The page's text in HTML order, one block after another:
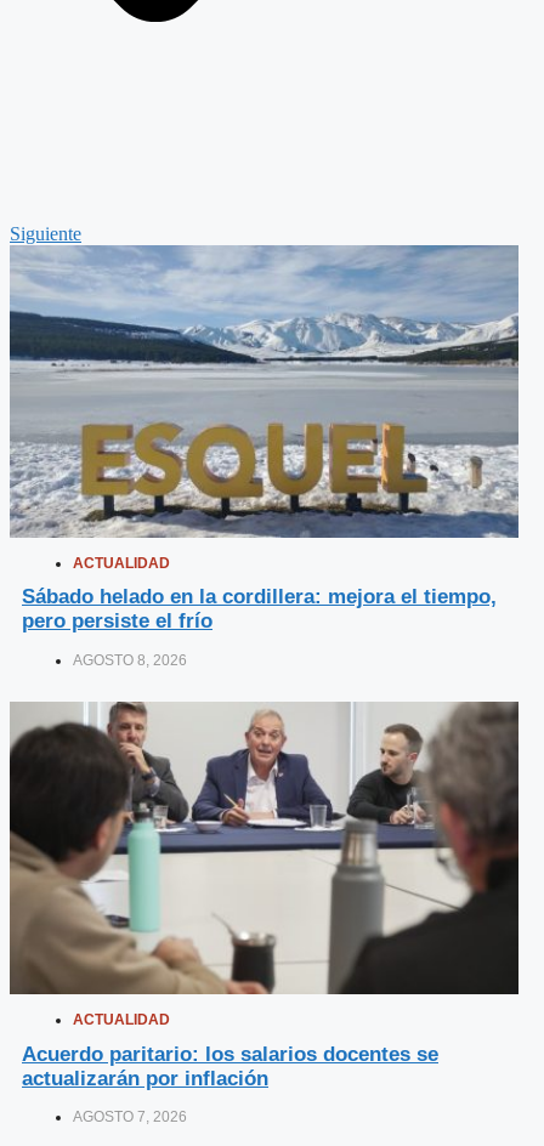
Siguiente
ACTUALIDAD
Sábado helado en la cordillera: mejora el tiempo,
pero persiste el frío
AGOSTO 8, 2026
ACTUALIDAD
Acuerdo paritario: los salarios docentes se
actualizarán por inflación
AGOSTO 7, 2026